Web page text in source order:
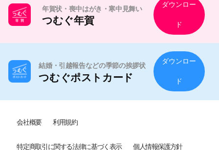
年賀状・喪中はがき・寒中見舞い
つむぐ年賀
ダウンロー
ド
結婚・引越報告などの季節の挨拶状
つむぐポストカード
ダウンロー
ド
会社概要 利用規約
特定商取引に関する法律に基づく表示 個人情報保護方針